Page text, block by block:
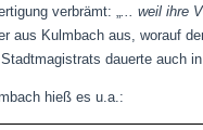
verbrämt: „... weil ihre
aus Kulmbach aus, worauf
dauerte auch
hieß es u.a.: